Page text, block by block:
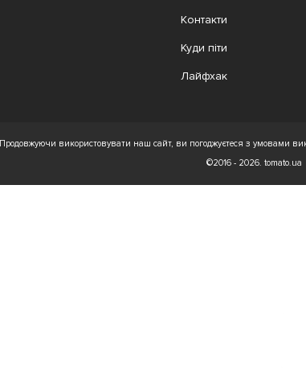
Контакти
Куди піти
Лайфхак
Продовжуючи використовувати наш сайт, ви погоджуєтеся з умовами
©2016 - 2026. tomato.ua